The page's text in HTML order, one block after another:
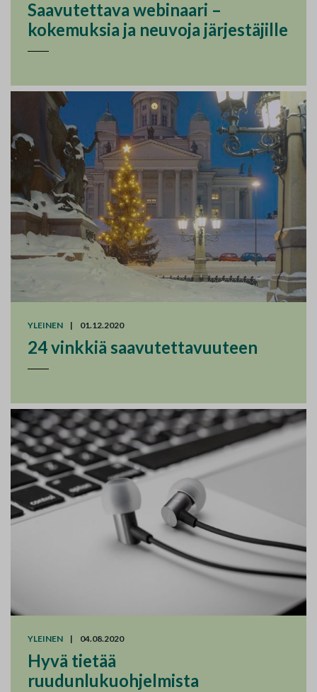
Saavutettava webinaari –
kokemuksia ja neuvoja järjestäjille
YLEINEN | 01.12.2020
24 vinkkiä saavutettavuuteen
YLEINEN | 04.08.2020
Hyvä tietää
ruudunlukuohjelmista